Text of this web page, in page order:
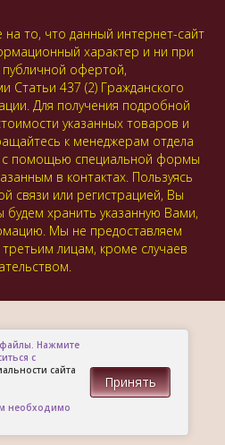
то, что данный интернет-сайт
характер и ни при
публичной офертой,
Статьи 437 (2) Гражданского
Для получения подробной
указанных товаров и
к менеджерам отдела
с помощью специальной формы
в контактах. Пользуясь
связи или регистрацией, Вы
хранить указанную Вами,
Мы не предоставляем
лицам, кроме случаев
файлы. Нажмите
с
сайта
необходимо
Принять